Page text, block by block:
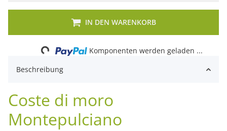
IN DEN WARENKORB
Loading...
Komponenten werden geladen ...
Beschreibung
Coste di moro
Montepulciano